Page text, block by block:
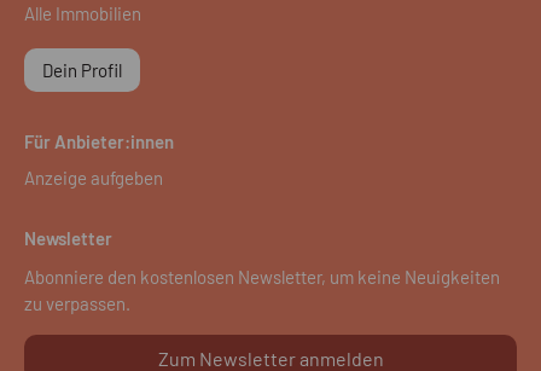
Alle Immobilien
Dein Profil
Für Anbieter:innen
Anzeige aufgeben
Newsletter
Abonniere den kostenlosen Newsletter, um keine Neuigkeiten
zu verpassen.
Zum Newsletter anmelden